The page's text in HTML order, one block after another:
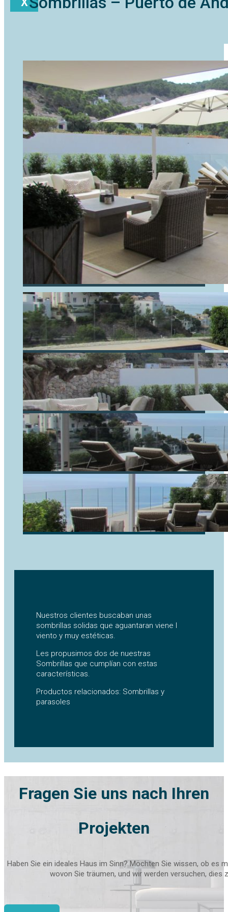
Nuestros clientes buscaban unas
sombrillas solidas que aguantaran viene l
viento y muy estéticas.
Les propusimos dos de nuestras
Sombrillas que cumplían con estas
características.
Productos relacionados: Sombrillas y
parasoles
Fragen Sie uns nach Ihren
Projekten
Haben Sie ein ideales Haus im Sinn? Möchten Sie wissen, ob es
wovon Sie träumen, und wir werden versuchen, dies